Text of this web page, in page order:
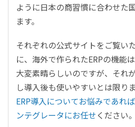
ように日本の商習慣に合わせた
ます。
それぞれの公式サイトをご覧い
に、海外で作られたERPの機能
大変素晴らしいのですが、それ
し導入後も使いやすいとは限り
ERP導入についてお悩みであれ
ンテグレータにお任せください。